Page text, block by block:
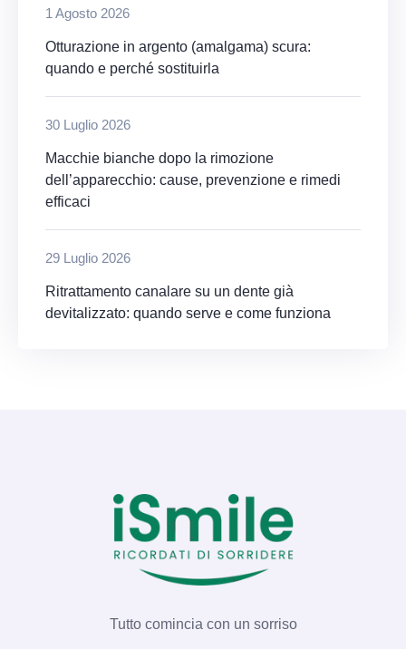
1 Agosto 2026
Otturazione in argento (amalgama) scura:
quando e perché sostituirla
30 Luglio 2026
Macchie bianche dopo la rimozione
dell’apparecchio: cause, prevenzione e rimedi
efficaci
29 Luglio 2026
Ritrattamento canalare su un dente già
devitalizzato: quando serve e come funziona
Tutto comincia con un sorriso